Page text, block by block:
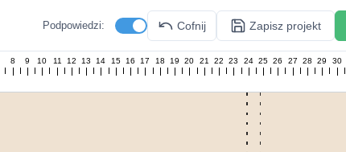
Podpowiedzi: Cofnij Zapisz projekt
8 9 10 11 12 13 14 15 16 17 18 19 20 21 22 23 24 25 26 27 28 29 30